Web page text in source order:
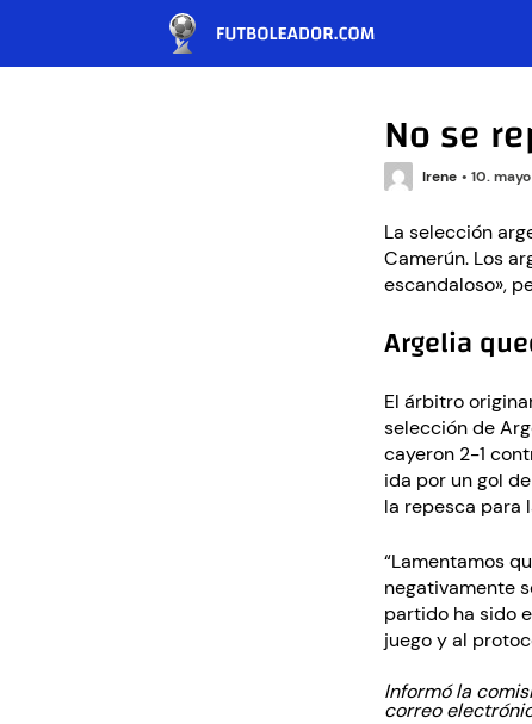
No se
Irene • 10.
La selección
Camerún. Los
escandaloso»,
Argelia
El árbitro
selección de
cayeron 2-1
ida por un gol
la repesca para
“Lamentamos
negativamente
partido ha sido
juego y al
Informó la
correo